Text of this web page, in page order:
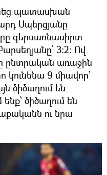
պատասխան
Սպերցյանը
գերսառնասիրտ
3։2։ Ով
ընտրական առաջին
կունենա 9 միավոր՝
ծիծաղում են
ծիծաղում են
ու նրա